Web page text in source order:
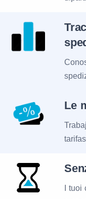
Le
I